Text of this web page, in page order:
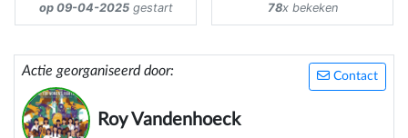
op 09-04-2025gestart 78x bekeken
Contact
Actie georganiseerd door:
Roy Vandenhoeck